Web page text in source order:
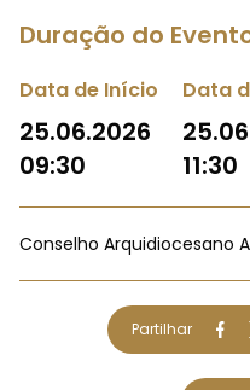
Duração do
Data de Início
25.06.2026
09:30
Data
11:30
Conselho Arquidiocesano
Partilhar